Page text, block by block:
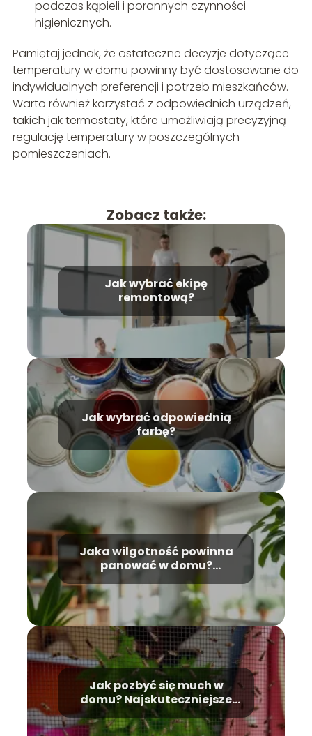
podczas kąpieli i porannych czynności
higienicznych.
Pamiętaj jednak, że ostateczne decyzje dotyczące
temperatury w domu powinny być dostosowane do
indywidualnych preferencji i potrzeb mieszkańców.
Warto również korzystać z odpowiednich urządzeń,
takich jak termostaty, które umożliwiają precyzyjną
regulację temperatury w poszczególnych
pomieszczeniach.
Zobacz także:
Jak wybrać ekipę
remontową?
Jak wybrać odpowiednią
farbę?
Jaka wilgotność powinna
panować w domu?
Optymalne wartości i
porady
Jak pozbyć się much w
domu? Najskuteczniejsze
metody radzenia sobie z
nimi